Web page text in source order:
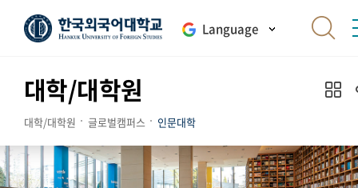
Language
대학/대학원
대학/대학원 글로벌캠퍼스 인문대학